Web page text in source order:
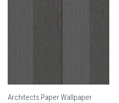
Architects Paper Wallpaper